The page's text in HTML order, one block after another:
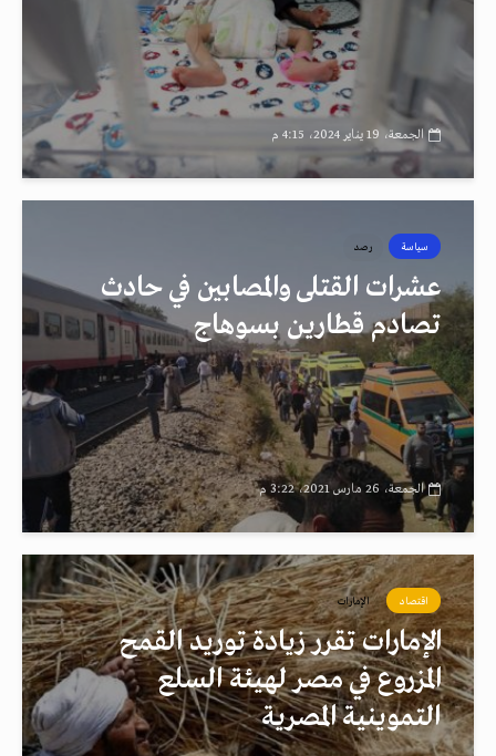
الجمعة، 19 يناير 2024، 4:15 م
سياسة رصد
عشرات القتلى والمصابين في حادث
تصادم قطارين بسوهاج
الجمعة، 26 مارس 2021، 3:22 م
اقتصاد الإمارات
الإمارات تقرر زيادة توريد القمح
المزروع في مصر لهيئة السلع
التموينية المصرية